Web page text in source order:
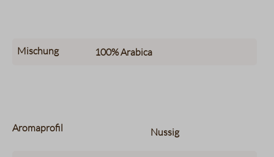
Mischung 100%Arabica
Aromaprofil Nussig